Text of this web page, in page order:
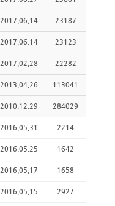
2017.06.14 23187
2017.06.14 23123
2017.02.28 22282
2013.04.26 113041
2010.12.29 284029
2016.05.31 2214
2016.05.25 1642
2016.05.17 1658
2016.05.15 2927